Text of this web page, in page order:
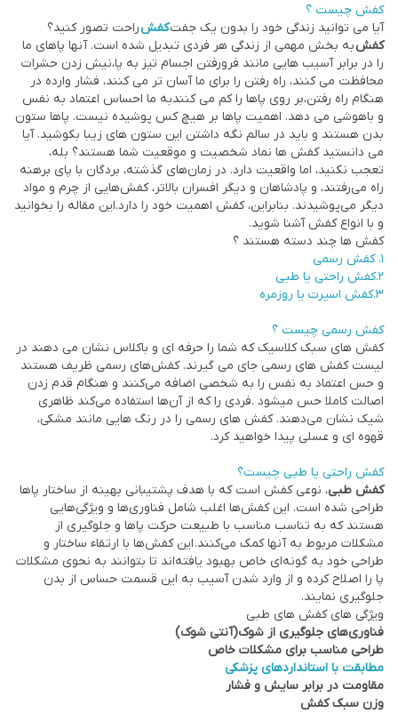
کفش چیست ؟
آیا می توانید زندگی خود را بدون یک جفتکفشراحت تصور کنید؟
کفشبه بخش مهمی از زندگی هر فردی تبدیل شده است. آنها پاهای ما
را در برابر آسیب هایی مانند فرورفتن اجسام تیز به پا،نیش زدن حشرات
محافظت می کنند، راه رفتن را برای ما آسان تر می کنند، فشار وارده در
هنگام راه رفتن،بر روی پاها را کم می کنندبه ما احساس اعتماد به نفس
و باهوشی می دهد. اهمیت پاها بر هیچ کس پوشیده نیست. پاها ستون
بدن هستند و باید در سالم نگه داشتن این ستون های زیبا بکوشید. آیا
می دانستید کفش ها نماد شخصیت و موقعیت شما هستند؟ بله،
تعجب نکنید، اما واقعیت دارد. در زمان‌های گذشته، بردگان با پای برهنه
راه می‌رفتند، و پادشاهان و دیگر افسران بالاتر، کفش‌هایی از چرم و مواد
دیگر می‌پوشیدند. بنابراین، کفش اهمیت خود را دارد.این مقاله را بخوانید
و با انواع کفش آشنا شوید.
کفش ها چند دسته هستند ؟
1. کفش رسمی
2.کفش راحتی یا طبی
3.کفش اسپرت یا روزمره
کفش رسمی چیست ؟
کفش های سبک کلاسیک که شما را حرفه ای و باکلاس نشان می دهند در
لیست کفش های رسمی جای می گیرند. کفش‌های رسمی ظریف هستند
و حس اعتماد به نفس را به شخصی اضافه می‌کنند و هنگام قدم زدن
اصالت کاملا حس میشود .فردی را که از آن‌ها استفاده می‌کند ظاهری
شیک نشان می‌دهند. کفش های رسمی را در رنگ هایی مانند مشکی،
قهوه ای و عسلی پیدا خواهید کرد.
کفش راحتی یا طبی چیست؟
کفش طبی، نوعی کفش است که با هدف پشتیبانی بهینه از ساختار پاها
طراحی شده است. این کفش‌ها اغلب شامل فناوری‌ها و ویژگی‌هایی
هستند که به تناسب مناسب با طبیعت حرکت پاها و جلوگیری از
مشکلات مربوط به آنها کمک می‌کنند. این کفش‌ها با ارتقاء ساختار و
طراحی خود به گونه‌ای خاص بهبود یافته‌اند تا بتوانند به نحوی مشکلات
پا را اصلاح کرده و از وارد شدن آسیب به این قسمت حساس از بدن
جلوگیری نمایند.
ویژگی های کفش های طبی
فناوری‌های جلوگیری از شوک(آنتی شوک)
طراحی مناسب برای مشکلات خاص
مطابقت با استانداردهای پزشکی
مقاومت در برابر سایش و فشار
وزن سبک کفش